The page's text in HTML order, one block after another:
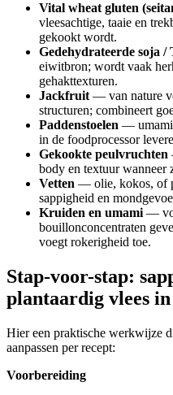
Vital wheat gluten
vleesachtige, taaie en
gekookt wordt.
Gedehydrateerde soja /
eiwitbron; wordt vaak
gehakttexturen.
Jackfruit — van nature
structuren; combineert
Paddenstoelen — umami
in de foodprocessor
Gekookte peulvruchten
body en textuur wanneer
Vetten — olie, kokos, of
sappigheid en
Kruiden en umami —
bouillonconcentraten
voegt rokerigheid toe.
Stap-voor-stap:
plantaardig vlees
Hier een praktische werkwijze
aanpassen per recept:
Voorbereiding